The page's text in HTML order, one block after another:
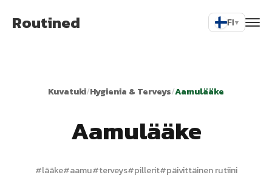
Routined FI▾
Kuvatuki/Hygienia & Terveys/Aamulääke
Aamulääke
#lääke#aamu#terveys#pillerit#päivittäinen rutiini